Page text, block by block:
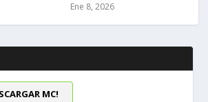
Ene 8, 2026
MC!